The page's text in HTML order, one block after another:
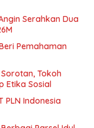
Serahkan Dua
Pemahaman
Tokoh
Etika Sosial
PLN Indonesia